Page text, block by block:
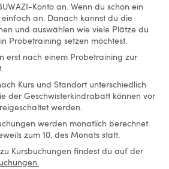
Konto an. Wenn du schon ein
an. Danach kannst du die
und auswählen wie viele Plätze du
Probetraining setzen möchtest.
erst nach einem Probetraining zur
Kurs und Standort unterschiedlich
der Geschwisterkindrabatt können vor
werden.
werden monatlich berechnet.
zum 10. des Monats statt.
Kursbuchungen findest du auf der